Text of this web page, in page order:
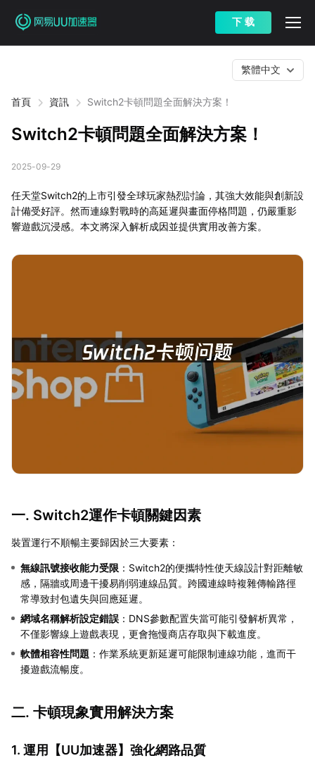
下 载
首頁 資訊 Switch2卡頓問題全面解決方案！
繁體中文
Switch2卡頓問題全面解決方案！
2025-09-29
任天堂Switch2的上市引發全球玩家熱烈討論，其強大效能與創新設
計備受好評。然而連線對戰時的高延遲與畫面停格問題，仍嚴重影
響遊戲沉浸感。本文將深入解析成因並提供實用改善方案。
一. Switch2運作卡頓關鍵因素
裝置運行不順暢主要歸因於三大要素：
無線訊號接收能力受限 ：Switch2的便攜特性使天線設計對距離敏
感，隔牆或周邊干擾易削弱連線品質。跨國連線時複雜傳輸路徑
常導致封包遺失與回應延遲。
網域名稱解析設定錯誤 ：DNS參數配置失當可能引發解析異常，
不僅影響線上遊戲表現，更會拖慢商店存取與下載進度。
軟體相容性問題 ：作業系統更新延遲可能限制連線功能，進而干
擾遊戲流暢度。
二. 卡頓現象實用解決方案
1. 運用【UU加速器】強化網路品質